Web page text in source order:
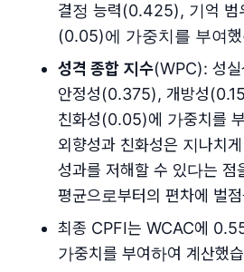
결정 능력(0.425), 기억 범
(0.05)에 가중치를 부여
성격 종합 지수(WPC): 성
안정성(0.375), 개방성
친화성(0.05)에 가중치를
외향성과 친화성은 지나치
성과를 저해할 수 있다는 점
평균으로부터의 편차에 벌
최종 CPFI는 WCAC에
가중치를 부여하여 계산했